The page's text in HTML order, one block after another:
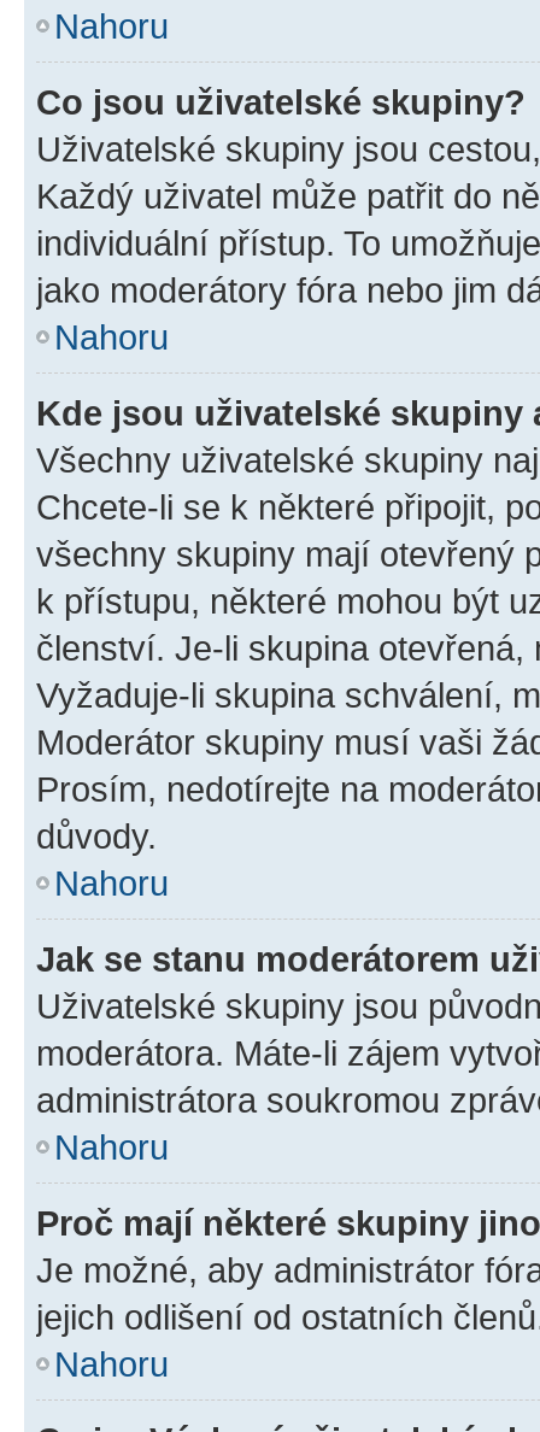
Nahoru
Co jsou uživatelské skupiny?
Uživatelské skupiny jsou
Každý uživatel může patřit do
individuální přístup. To
jako moderátory fóra nebo jim
Nahoru
Kde jsou uživatelské skupiny
Všechny uživatelské skupiny
Chcete-li se k některé připojit,
všechny skupiny mají otevřený
k přístupu, některé mohou být
členství. Je-li skupina
Vyžaduje-li skupina schválení,
Moderátor skupiny musí vaši
Prosím, nedotírejte na
důvody.
Nahoru
Jak se stanu moderátorem
Uživatelské skupiny jsou
moderátora. Máte-li zájem
administrátora soukromou
Nahoru
Proč mají některé skupiny
Je možné, aby administrátor
jejich odlišení od ostatních
Nahoru